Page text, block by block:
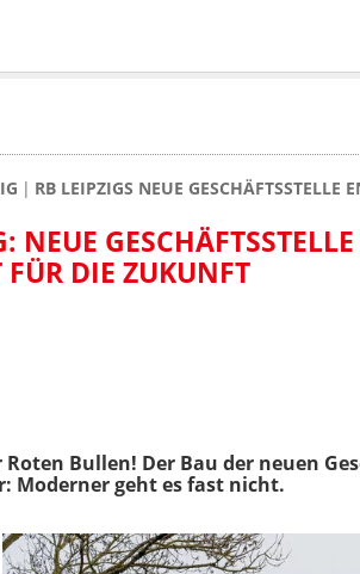
RB LEIPZIGS NEUE
NEUE GESCHÄFTSSTELLE
DIE ZUKUNFT
Bullen! Der Bau der neuen
Moderner geht es fast nicht.